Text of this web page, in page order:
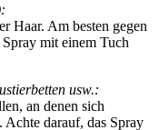
Haar. Am besten gegen
mit einem Tuch
usw.:
an denen sich
Achte darauf, das Spray